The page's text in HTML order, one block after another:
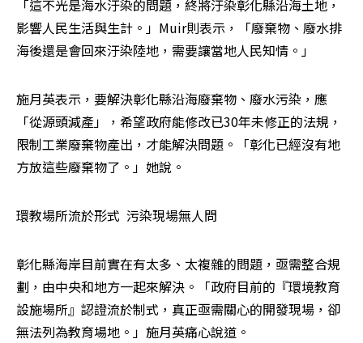
「這不光是海水汙染的問題，終將汙染彰化縣沿海土地，
影響人民生活與生計。」Muir則表示，「廢棄物、廢水排
海後還是會回來汙染陸地，需要讓當地人民知情。」
施月英表示，要解決彰化縣沿海廢棄物、廢水污染，應
「從源頭減產」，希望政府能修改已30年未修正的法規，
限制工業廢棄物產出，才能解決問題。「彰化已經沒有地
方放這些廢棄物了。」她說。
環教場所流於形式  污染現場無人問
彰化縣海岸目前實在有太多、太複雜的問題，亟需整合規
劃，由中央和地方一起來解決。「政府目前的『環境教育
設施場所』認證流於制式，真正亟需關心的開發現場，卻
無法列為教育場地。」施月英痛心說道。